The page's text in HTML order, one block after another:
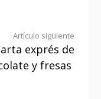
Artículo siguiente
exprés de
y fresas